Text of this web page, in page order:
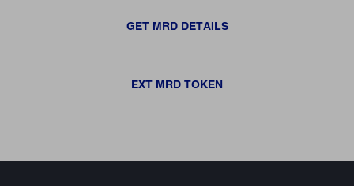
GET MRD DETAILS
EXT MRD TOKEN